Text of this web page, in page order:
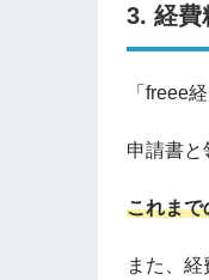
3. 経費
「freee
申請書と
これまで
また、